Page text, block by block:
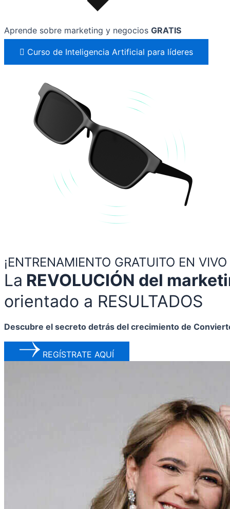
Aprende sobre marketing y negocios GRATIS
Curso de Inteligencia Artificial para líderes
¡ENTRENAMIENTO GRATUITO EN
La REVOLUCIÓN del
orientado a RESULTADOS
Descubre el secreto detrás del crecimiento de
REGÍSTRATE AQUÍ